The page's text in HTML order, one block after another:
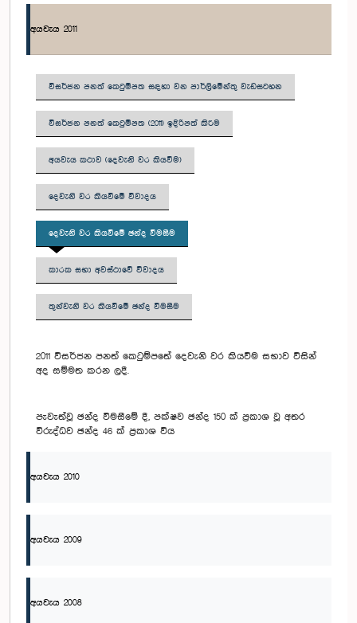
අයවැය 2011
විසර්ජන පනත් කෙටුම්පත සඳහා වන පාර්ලිමේන්තු වැඩසටහන
විසර්ජන පනත් කෙටුම්පත (2011) ඉදිරිපත් කිරීම
අයවැය කථාව (දෙවැනි වර කියවීම)
දෙවැනි වර කියවීමේ විවාදය
දෙවැනි වර කියවීමේ ඡන්ද වීමසීම
කාරක සභා අවස්ථාවේ විවාදය
තුන්වැනි වර කියවීමේ ඡන්ද විමසීම
2011 විසර්ජන පනත් කෙටුම්පතේ දෙවැනි වර කියවීම සභාව විසින්
අද සම්මත කරන ලදී.
පැවැත්වූ ඡන්ද විමසීමේ දී, පක්ෂව ඡන්ද 150 ක් ප්‍රකාශ වූ අතර
විරුද්ධව ඡන්ද 46 ක් ප්‍රකාශ විය
අයවැය 2010
අයවැය 2009
අයවැය 2008